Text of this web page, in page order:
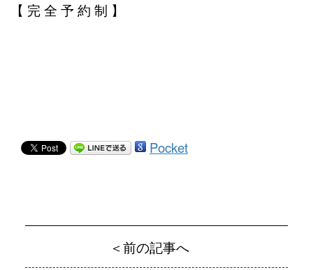
【 完 全 予 約 制 】
Pocket
＜前の記事へ